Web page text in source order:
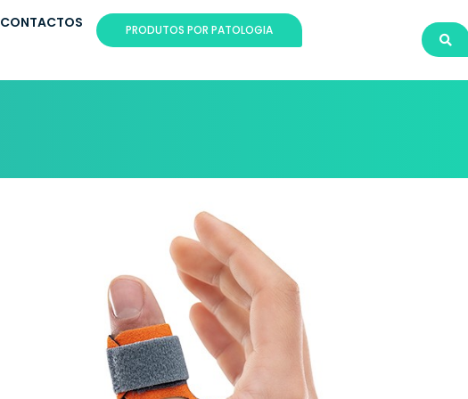
CONTACTOS PRODUTOS POR PATOLOGIA